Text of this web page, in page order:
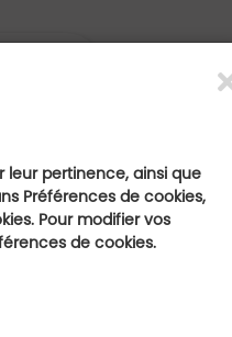
leur pertinence, ainsi que
Préférences de cookies,
Pour modifier vos
de cookies.